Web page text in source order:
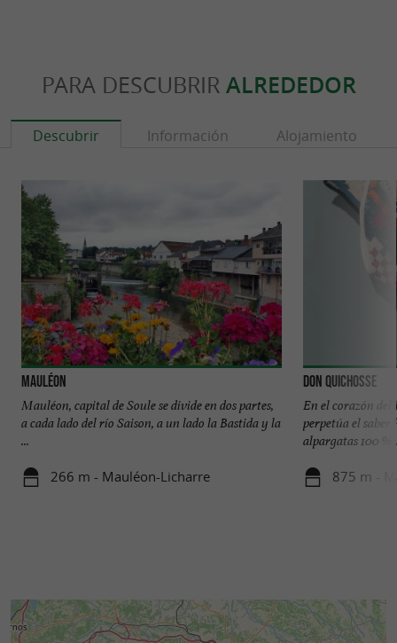
PARA DESCUBRIR ALREDEDOR
Descubrir Información Alojamiento
Mauléon
Mauléon, capital de Soule se divide en dos partes,
a cada lado del río Saison, a un lado la Bastida y la
...
266 m - Mauléon-Licharre
Don Quichosse
En el corazón
perpetúa el saber
alpargatas 100 %
875 m -